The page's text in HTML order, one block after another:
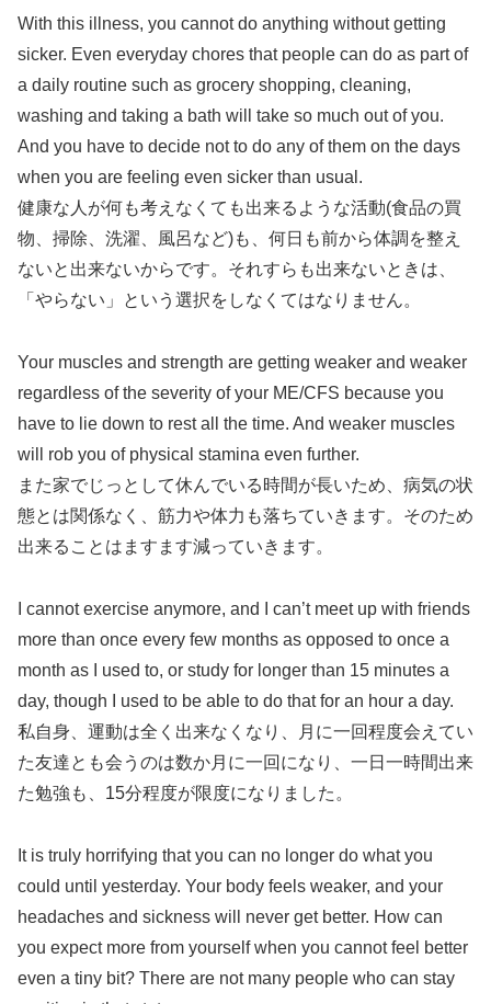
With this illness, you cannot do anything without getting
sicker. Even everyday chores that people can do as part of
a daily routine such as grocery shopping, cleaning,
washing and taking a bath will take so much out of you.
And you have to decide not to do any of them on the days
when you are feeling even sicker than usual.
健康な人が何も考えなくても出来るような活動(食品の買
物、掃除、洗濯、風呂など)も、何日も前から体調を整え
ないと出来ないからです。それすらも出来ないときは、
「やらない」という選択をしなくてはなりません。
Your muscles and strength are getting weaker and weaker
regardless of the severity of your ME/CFS because you
have to lie down to rest all the time. And weaker muscles
will rob you of physical stamina even further.
また家でじっとして休んでいる時間が長いため、病気の状
態とは関係なく、筋力や体力も落ちていきます。そのため
出来ることはますます減っていきます。
I cannot exercise anymore, and I can’t meet up with friends
more than once every few months as opposed to once a
month as I used to, or study for longer than 15 minutes a
day, though I used to be able to do that for an hour a day.
私自身、運動は全く出来なくなり、月に一回程度会えてい
た友達とも会うのは数か月に一回になり、一日一時間出来
た勉強も、15分程度が限度になりました。
It is truly horrifying that you can no longer do what you
could until yesterday. Your body feels weaker, and your
headaches and sickness will never get better. How can
you expect more from yourself when you cannot feel better
even a tiny bit? There are not many people who can stay